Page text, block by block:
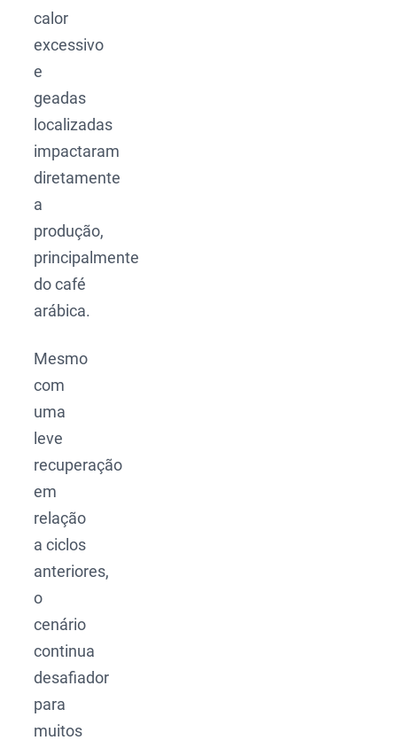
calor
excessivo
e
geadas
localizadas
impactaram
diretamente
a
produção,
principalmente
do café
arábica.
Mesmo
com
uma
leve
recuperação
em
relação
a ciclos
anteriores,
o
cenário
continua
desafiador
para
muitos